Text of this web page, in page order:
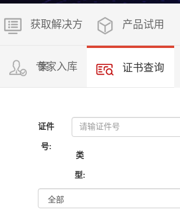
获取解决方
案
产品试用
专家入库 证书查询
证件
号:
类
型: